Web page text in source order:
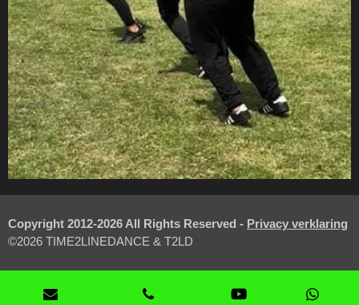
Copyright 2012-2026 All Rights Reserved - Privacy verklaring
©2026 TIME2LINEDANCE & T2LD